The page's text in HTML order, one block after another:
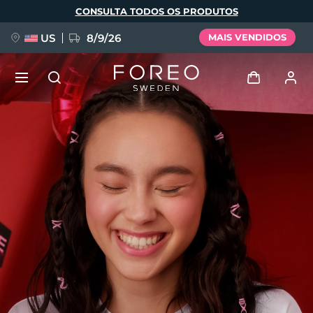
principal
CONSULTA TODOS OS PRODUTOS
US 8/9/26 MAIS VENDIDOS
Perfil de usuário
Meus aparelhos
Meus pedidos
Meus endereços
As minhas subscrições
NOVIDADE
FAQ™ Pure Beauty-Tech Elixir
BREAKING NEWS
issa™ Teeth Whitening Set
Idioma
English Deutsch
Español
Français
Italiano
Português
Polski
Svenska
Русский
Türkçe
简体中文 繁體中文